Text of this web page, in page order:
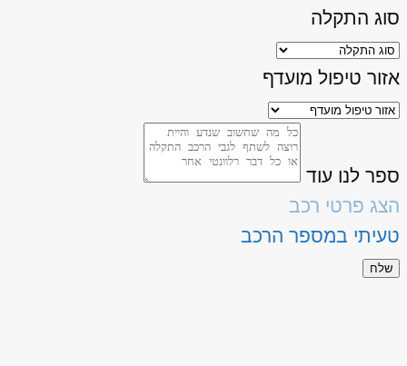
סוג התקלה
אזור טיפול מועדף
ספר לנו עוד
הצג פרטי רכב
טעיתי במספר הרכב
שלח